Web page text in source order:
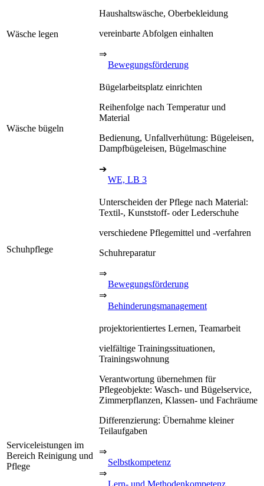
Wäsche legen
Haushaltswäsche, Oberbekleidung
vereinbarte Abfolgen einhalten
⇒
Bewegungsförderung
Wäsche bügeln
Bügelarbeitsplatz einrichten
Reihenfolge nach Temperatur und
Material
Bedienung, Unfallverhütung: Bügeleisen,
Dampfbügeleisen, Bügelmaschine
➔
WE, LB 3
Schuhpflege
Unterscheiden der Pflege nach Material:
Textil-, Kunststoff- oder Lederschuhe
verschiedene Pflegemittel und -verfahren
Schuhreparatur
⇒
Bewegungsförderung
⇒
Behinderungsmanagement
Serviceleistungen im
Bereich Reinigung und
Pflege
projektorientiertes Lernen, Teamarbeit
vielfältige Trainingssituationen,
Trainingswohnung
Verantwortung übernehmen für
Pflegeobjekte: Wasch- und Bügelservice,
Zimmerpflanzen, Klassen- und Fachräume
Differenzierung: Übernahme kleiner
Teilaufgaben
⇒
Selbstkompetenz
⇒
Lern- und Methodenkompetenz